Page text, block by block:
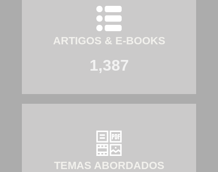
ARTIGOS & E-BOOKS
1,387
TEMAS ABORDADOS